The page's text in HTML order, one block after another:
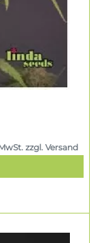
zzgl. Versand